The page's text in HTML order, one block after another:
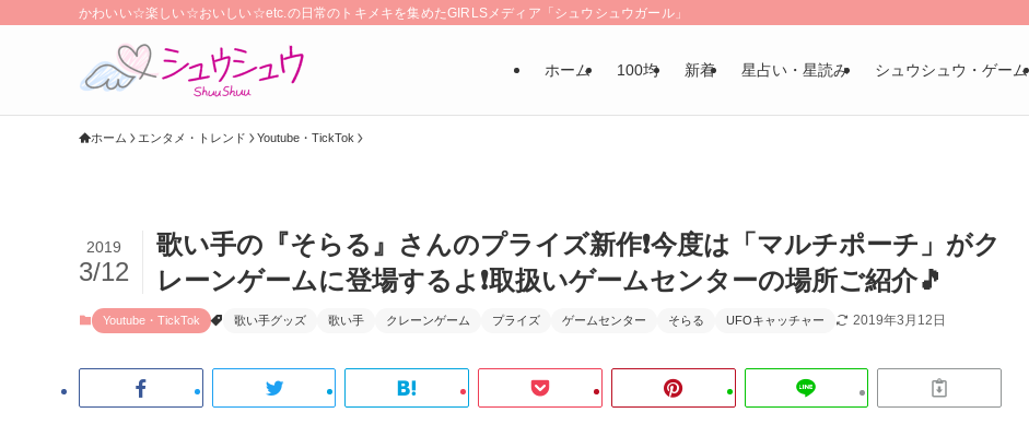
かわいい☆楽しい☆おいしい☆etc.の日常のトキメキを集めたGIRLSメディア「シュウシュウガール」
ホーム 100均 新着 星占い・星読み シュウシュウ・ゲーム
ホーム エンタメ・トレンド Youtube・TickTok
歌い手の『そらる』さんのプライズ新作❗️今度は「マルチポーチ」がク
レーンゲームに登場するよ❗️取扱いゲームセンターの場所ご紹介🎵
2019
3/12
Youtube・TickTok 歌い手グッズ 歌い手 クレーンゲーム プライズ ゲームセンター そらる UFOキャッチャー 2019年3月12日